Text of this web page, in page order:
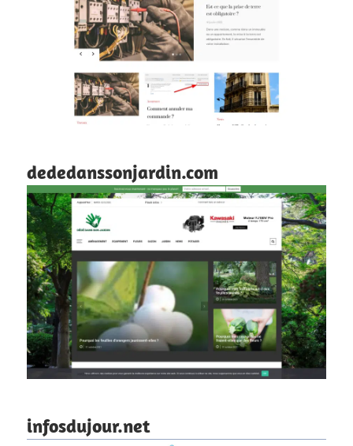
dededanssonjardin.com
infosdujour.net